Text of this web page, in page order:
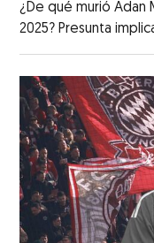
¿De qué murió Adan
2025? Presunta